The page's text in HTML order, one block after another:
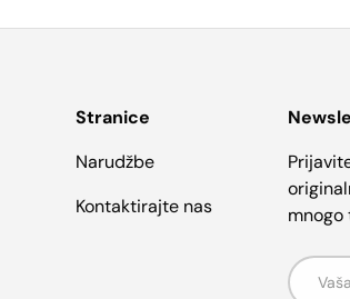
Stranice
Narudžbe
Kontaktirajte nas
mnogo
E-mail